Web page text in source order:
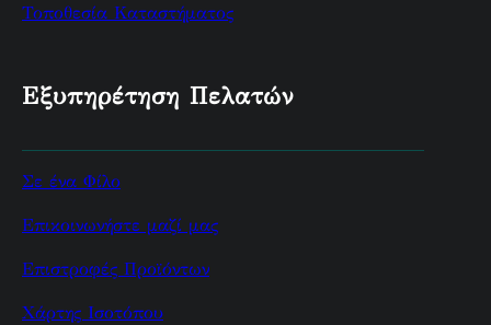
Τοποθεσία Καταστήματος
Εξυπηρέτηση Πελατών
Σε ένα Φίλο
Επικοινωνήστε μαζί μας
Επιστροφές Προϊόντων
Χάρτης Ισοτόπου